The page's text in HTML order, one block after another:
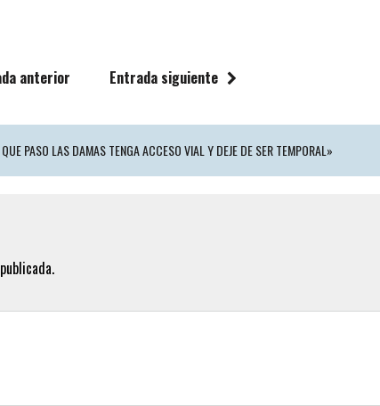
anterior Entrada siguiente
PASO LAS DAMAS TENGA ACCESO VIAL Y DEJE DE SER TEMPORAL»